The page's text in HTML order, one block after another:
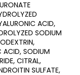
ACID,
SODIUM
ACID, SODIUM
CITRAL,
SULFATE,